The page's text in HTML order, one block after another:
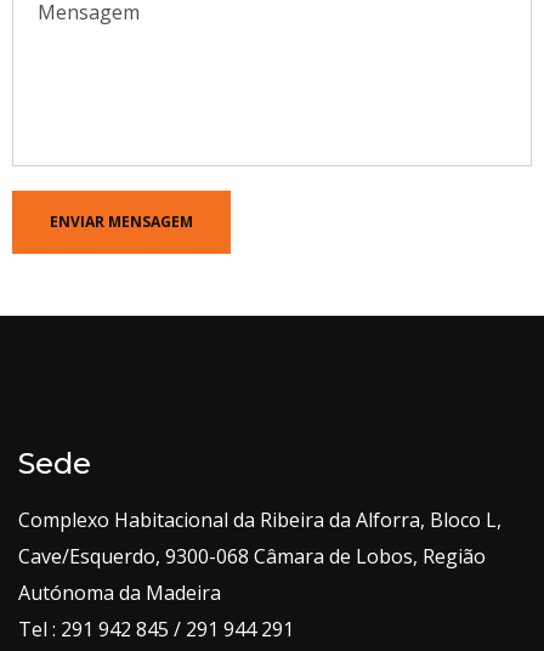
Sede
Complexo Habitacional da Ribeira da Alforra, Bloco L,
Cave/Esquerdo, 9300-068 Câmara de Lobos, Região
Autónoma da Madeira
Tel : 291 942 845 / 291 944 291